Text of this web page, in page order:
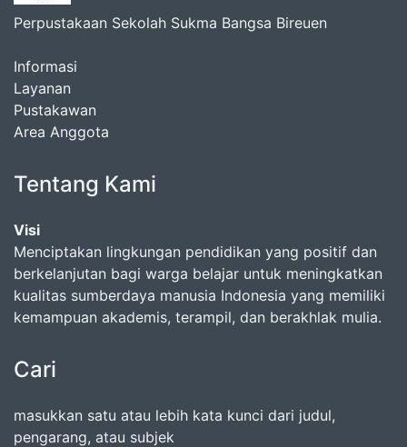
Perpustakaan Sekolah Sukma Bangsa Bireuen
Informasi
Layanan
Pustakawan
Area Anggota
Tentang Kami
Visi
Menciptakan lingkungan pendidikan yang positif dan
berkelanjutan bagi warga belajar untuk meningkatkan
kualitas sumberdaya manusia Indonesia yang memiliki
kemampuan akademis, terampil, dan berakhlak mulia.
Cari
masukkan satu atau lebih kata kunci dari judul,
pengarang, atau subjek